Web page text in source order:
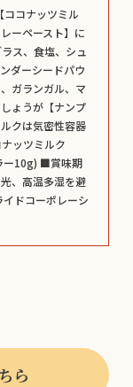
コナッツミル
ーペースト】に
ス、食塩、シュ
ダーシードパウ
ガランガル、マ
ょうが【ナンプ
クは気密性容器
ッツミルク
ー10g) ■賞味期
、高温多湿を避
ドコーポレーシ
ら